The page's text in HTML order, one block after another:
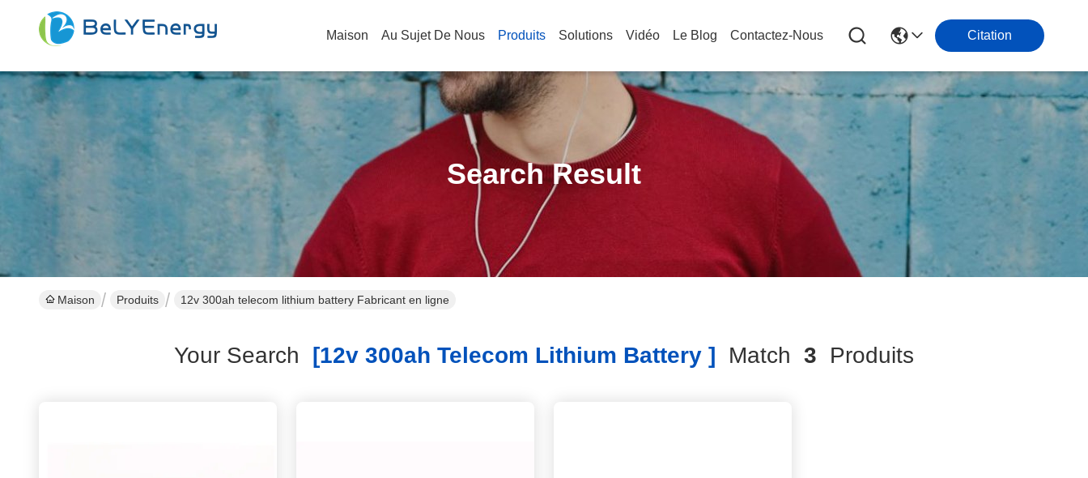
Maison Au Sujet De Nous Produits Solutions Vidéo Le Blog Contactez-Nous Citation
Search Result
Maison Produits 12v 300ah telecom lithium battery Fabricant en ligne
Your Search [12v 300ah Telecom Lithium Battery ] Match 3 Produits